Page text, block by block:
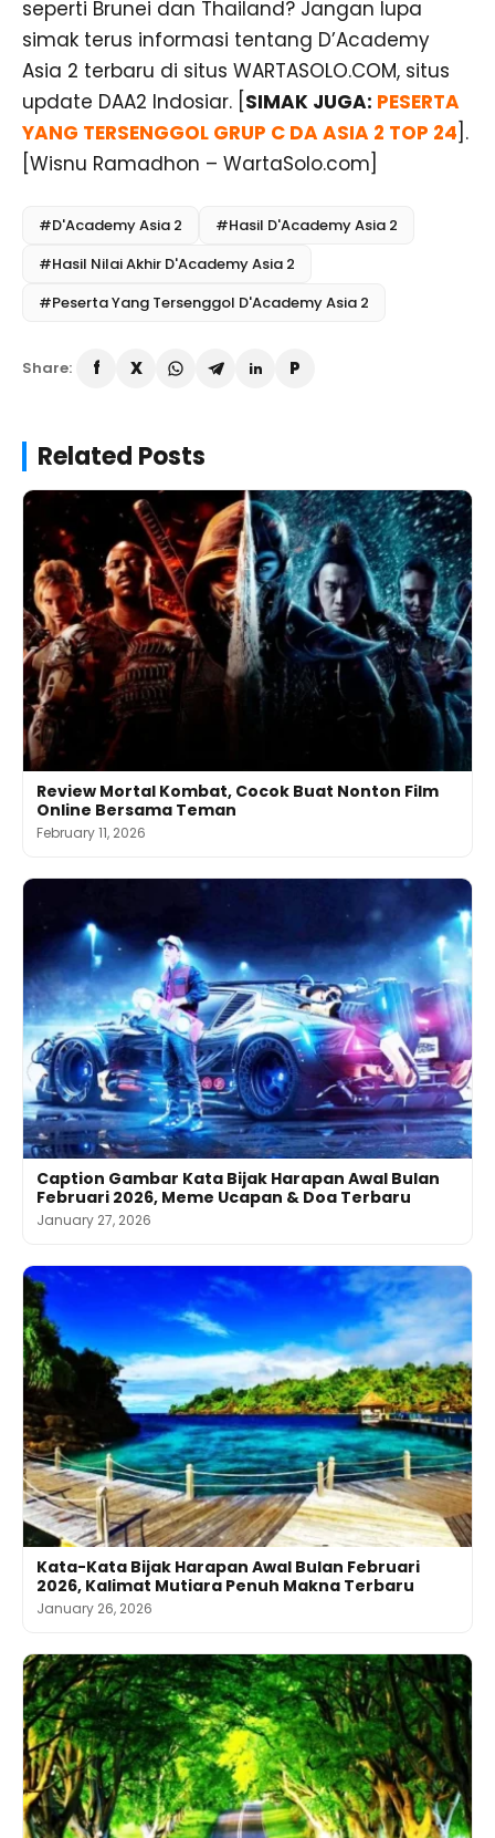
seperti Brunei dan Thailand? Jangan lupa
simak terus informasi tentang D’Academy
Asia 2 terbaru di situs WARTASOLO.COM, situs
update DAA2 Indosiar. [ SIMAK JUGA: PESERTA
YANG TERSENGGOL GRUP C DA ASIA 2 TOP 24 ].
[Wisnu Ramadhon – WartaSolo.com]
#D'Academy Asia 2
#Hasil D'Academy Asia 2
#Hasil Nilai Akhir D'Academy Asia 2
#Peserta Yang Tersenggol D'Academy Asia 2
Share:
Related Posts
Review Mortal Kombat, Cocok Buat Nonton Film
Online Bersama Teman
February 11, 2026
Caption Gambar Kata Bijak Harapan Awal Bulan
Februari 2026, Meme Ucapan & Doa Terbaru
January 27, 2026
Kata-Kata Bijak Harapan Awal Bulan Februari
2026, Kalimat Mutiara Penuh Makna Terbaru
January 26, 2026